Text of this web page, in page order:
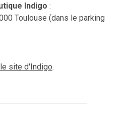
Indigo :
Toulouse (dans le parking
site d'Indigo.